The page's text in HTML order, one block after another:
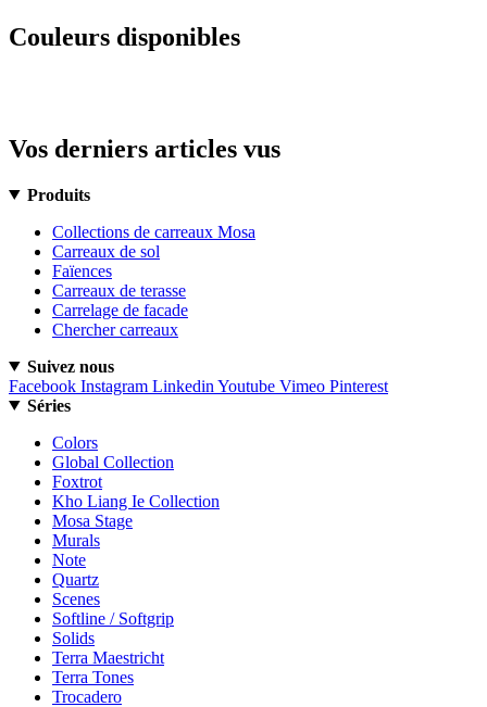
Couleurs disponibles
Vos derniers articles vus
Produits
Collections de carreaux Mosa
Carreaux de sol
Faïences
Carreaux de terasse
Carrelage de facade
Chercher carreaux
Suivez nous
Facebook Instagram Linkedin Youtube Vimeo Pinterest
Séries
Colors
Global Collection
Foxtrot
Kho Liang Ie Collection
Mosa Stage
Murals
Note
Quartz
Scenes
Softline / Softgrip
Solids
Terra Maestricht
Terra Tones
Trocadero